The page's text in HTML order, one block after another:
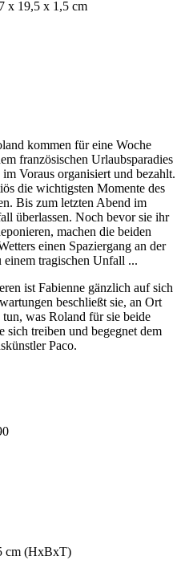
x 19,5 x 1,5 cm
kommen für eine Woche
französischen Urlaubsparadies
Voraus organisiert und bezahlt.
die wichtigsten Momente des
Bis zum letzten Abend im
überlassen. Noch bevor sie ihr
machen die beiden
einen Spaziergang an der
tragischen Unfall ...
ist Fabienne gänzlich auf sich
beschließt sie, an Ort
was Roland für sie beide
sich treiben und begegnet dem
Paco.
cm (HxBxT)